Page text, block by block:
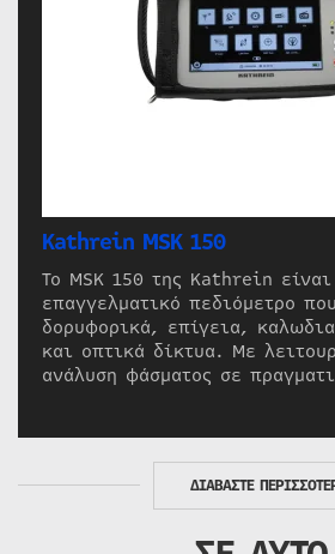
Kathrein MSK 150
Το MSK 150 της Kathrein
επαγγελματικό πεδιόμετρο
δορυφορικά, επίγεια,
και οπτικά δίκτυα. Με
ανάλυση φάσματος σε
ΔΙΑΒΑΣΤΕ